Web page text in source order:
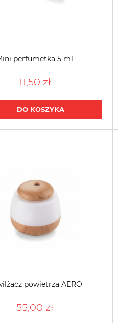
perfumetka 5 ml
11,50 zł
DO KOSZYKA
powietrza AERO
55,00 zł